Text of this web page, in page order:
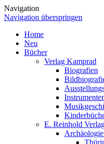
Navigation
Navigation überspringen
Home
Neu
Bücher
Verlag Kamprad
Biografien
E. Reinhold